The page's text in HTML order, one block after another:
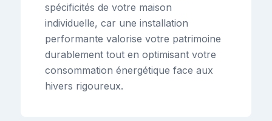
spécificités de votre maison
individuelle, car une installation
performante valorise votre patrimoine
durablement tout en optimisant votre
consommation énergétique face aux
hivers rigoureux.